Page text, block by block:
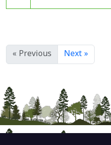
« Previous Next »